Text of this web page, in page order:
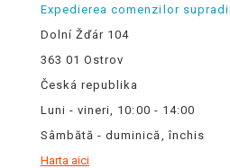
Expedierea comenzilor
Dolní Žďár 104
363 01 Ostrov
Česká republika
Luni - vineri, 10:00 - 14:00
Sâmbătă - duminică, închis
Harta aici